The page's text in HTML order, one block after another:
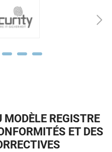
MODÈLE REGISTRE
ET DES